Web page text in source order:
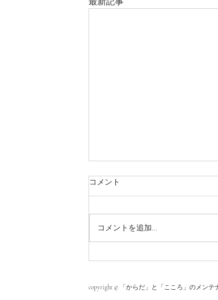
2026GW 営業のお知らせ
コメント
コメントを追加…
copyright © 「からだ」と「こころ」のメン